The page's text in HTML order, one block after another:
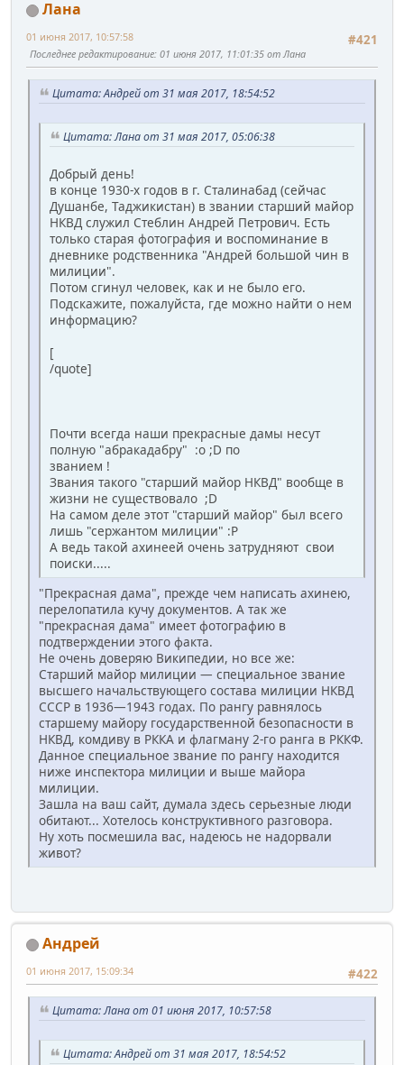
Лана
#421
01 июня 2017, 10:57:58
Последнее редактирование: 01 июня 2017, 11:01:35 от Лана
Цитата: Андрей от 31 мая 2017, 18:54:52
Цитата: Лана от 31 мая 2017, 05:06:38
Добрый день!
в конце 1930-х годов в г. Сталинабад (сейчас
Душанбе, Таджикистан) в звании старший майор
НКВД служил Стеблин Андрей Петрович. Есть
только старая фотография и воспоминание в
дневнике родственника "Андрей большой чин в
милиции".
Потом сгинул человек, как и не было его.
Подскажите, пожалуйста, где можно найти о нем
информацию?
[
/quote]
Почти всегда наши прекрасные дамы несут
полную "абракадабру" :o ;D по
званием !
Звания такого "старший майор НКВД" вообще в
жизни не существовало ;D
На самом деле этот "старший майор" был всего
лишь "сержантом милиции" :P
А ведь такой ахинеей очень затрудняют свои
поиски.....
"Прекрасная дама", прежде чем написать ахинею,
перелопатила кучу документов. А так же
"прекрасная дама" имеет фотографию в
подтверждении этого факта.
Не очень доверяю Википедии, но все же:
Старший майор милиции — специальное звание
высшего начальствующего состава милиции НКВД
СССР в 1936—1943 годах. По рангу равнялось
старшему майору государственной безопасности в
НКВД, комдиву в РККА и флагману 2-го ранга в РККФ.
Данное специальное звание по рангу находится
ниже инспектора милиции и выше майора
милиции.
Зашла на ваш сайт, думала здесь серьезные люди
обитают... Хотелось конструктивного разговора.
Ну хоть посмешила вас, надеюсь не надорвали
живот?
Андрей
#422
01 июня 2017, 15:09:34
Цитата: Лана от 01 июня 2017, 10:57:58
Цитата: Андрей от 31 мая 2017, 18:54:52